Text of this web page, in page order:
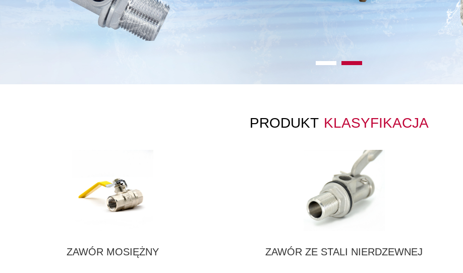
PRODUKT KLASYFIKACJA
ZAWÓR MOSIĘŻNY ZAWÓR ZE STALI NIERDZEWNEJ